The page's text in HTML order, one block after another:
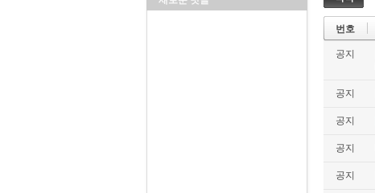
번호
공지
공지
공지
공지
공지